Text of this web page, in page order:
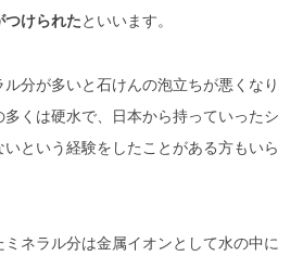
つけられたといいます。
分が多いと石けんの泡立ちが悪くなり
くは硬水で、日本から持っていったシ
という経験をしたことがある方もいら
ネラル分は金属イオンとして水の中に